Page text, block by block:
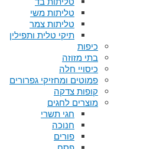
טליתות משי
טליתות צמר
תיקי טלית ותפילין
כיפות
בתי מזוזה
כיסויי חלה
פמוטים ומחזיקי גפרורים
קופות צדקה
מוצרים לחגים
חגי תשרי
חנוכה
פורים